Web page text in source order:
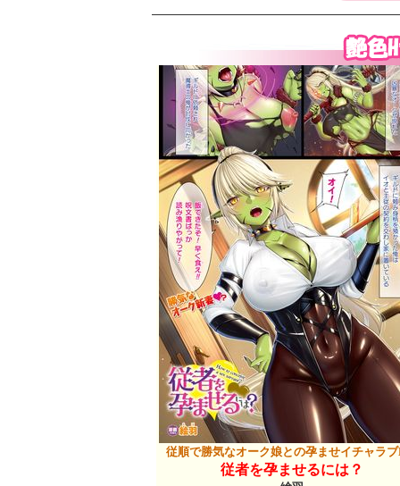
従順で勝気なオーク娘との孕ませイチャラ
従者を孕ませるには？